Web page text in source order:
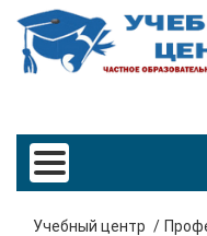
Учебный центр